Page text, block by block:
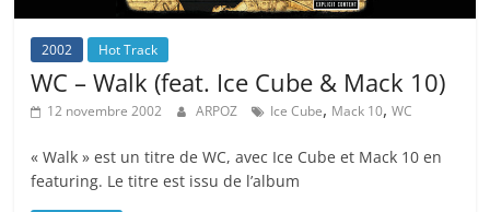
2002 Hot Track
WC – Walk (feat. Ice Cube & Mack 10)
12 novembre 2002 ARPOZ Ice Cube, Mack 10,WC
« Walk » est un titre de WC, avec Ice Cube et Mack 10 en
featuring. Le titre est issu de l’album